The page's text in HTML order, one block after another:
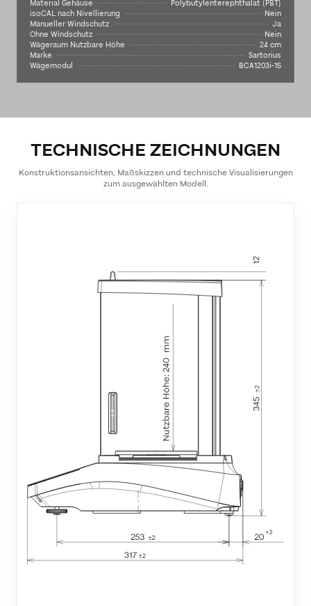
Material Gehäuse
Polybutylenterephthalat (PBT)
isoCAL nach Nivellierung
Nein
Manueller Windschutz
Ja
Ohne Windschutz
Nein
Wägeraum Nutzbare Höhe
24 cm
Marke
Sartorius
Wägemodul
BCA1203i-1S
TECHNISCHE ZEICHNUNGEN
Konstruktionsansichten, Maßskizzen und technische Visualisierungen
zum ausgewählten Modell.